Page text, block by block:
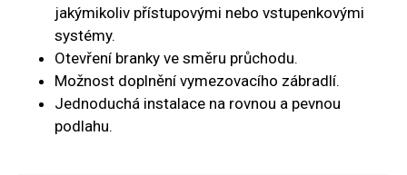
jakýmikoliv přístupovými nebo vstupenkovými
systémy.
Otevření branky ve směru průchodu.
Možnost doplnění vymezovacího zábradlí.
Jednoduchá instalace na rovnou a pevnou
podlahu.